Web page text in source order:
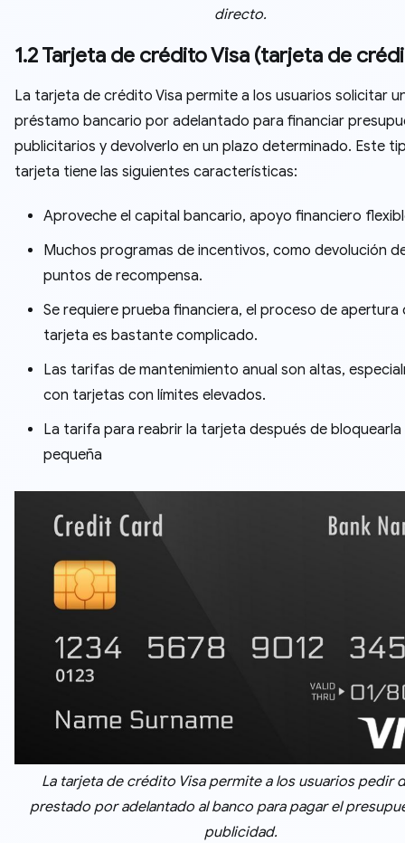
directo.
1.2 Tarjeta de crédito Visa (tarjeta de
La tarjeta de crédito Visa permite a los usuarios solicitar
préstamo bancario por adelantado para financiar
publicitarios y devolverlo en un plazo determinado. Este
tarjeta tiene las siguientes características:
Aproveche el capital bancario, apoyo financiero
Muchos programas de incentivos, como devolución
puntos de recompensa.
Se requiere prueba financiera, el proceso de apertura
tarjeta es bastante complicado.
Las tarifas de mantenimiento anual son altas,
con tarjetas con límites elevados.
La tarifa para reabrir la tarjeta después de bloquearla
pequeña
La tarjeta de crédito Visa permite a los usuarios pedir
prestado por adelantado al banco para pagar el
publicidad.